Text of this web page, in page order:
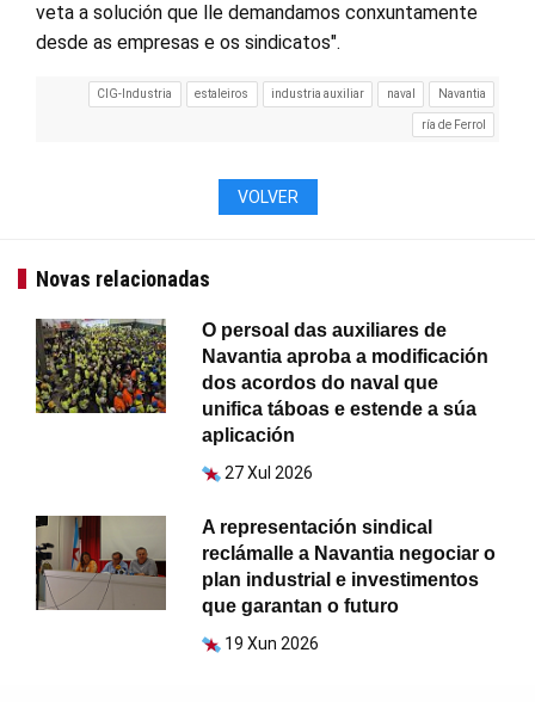
veta a solución que lle demandamos conxuntamente
desde as empresas e os sindicatos".
CIG-Industria estaleiros industria auxiliar naval Navantia
ría de Ferrol
VOLVER
Novas relacionadas
O persoal das auxiliares de
Navantia aproba a modificación
dos acordos do naval que
unifica táboas e estende a súa
aplicación
27 Xul 2026
A representación sindical
reclámalle a Navantia negociar o
plan industrial e investimentos
que garantan o futuro
19 Xun 2026